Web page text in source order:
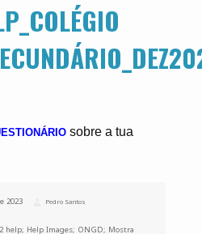
sobre a tua
2023 Autor
Pedro Santos
help; Help Images; ONGD; Mostra